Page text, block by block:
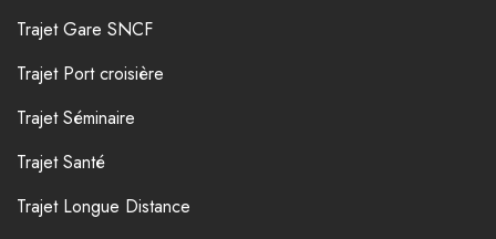
Trajet Gare SNCF
Trajet Port croisière
Trajet Séminaire
Trajet Santé
Trajet Longue Distance